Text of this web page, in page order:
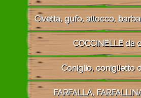
Civetta, gufo, allocco,
COCCINELLE da
Coniglio, coniglietto
FARFALLA,